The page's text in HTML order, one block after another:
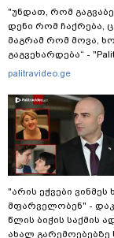
"უნდათ, რომ
დენი რომ ჩაქრება,
მაგრამ რომ მოვა,
გაგვეხარდება“ -
პირდეპირ ეთერში
ჩაერთო
palitravideo.ge
"არის ეჭვები ვინმეს
მფარველობენ" -
წლის ბიჭის საქმის
ახალ გარემოებებზე